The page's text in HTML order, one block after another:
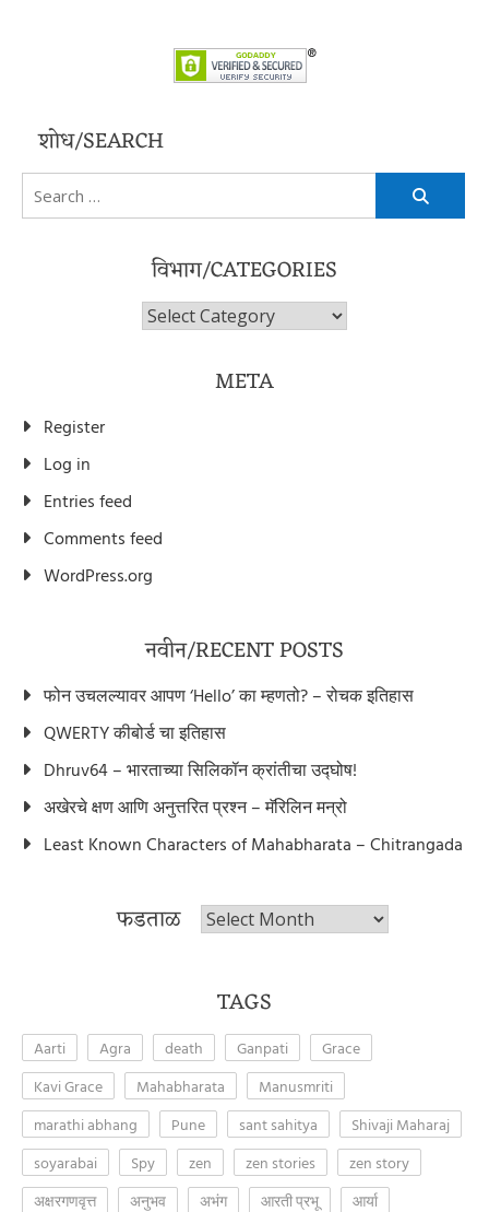
शोध/SEARCH
for:
विभाग/CATEGORIES
विभाग/Categories
META
Register
Log in
Entries feed
Comments feed
WordPress.org
नवीन/RECENT POSTS
फोन उचलल्यावर आपण ‘Hello’ का म्हणतो? – रोचक इतिहास
QWERTY कीबोर्ड चा इतिहास
Dhruv64 – भारताच्या सिलिकॉन क्रांतीचा उद्घोष!
अखेरचे क्षण आणि अनुत्तरित प्रश्न – मॅरिलिन मन्रो
Least Known Characters of Mahabharata – Chitrangada
फडताळ फडताळ
TAGS
Aarti Agra death Ganpati
Grace
Kavi Grace
Mahabharata
Manusmriti
marathi abhang
Pune sant sahitya
Shivaji Maharaj
soyarabai
Spy zen zen stories
zen story
अक्षरगणवृत्त
अनुभव अभंग आरती प्रभू
आर्या